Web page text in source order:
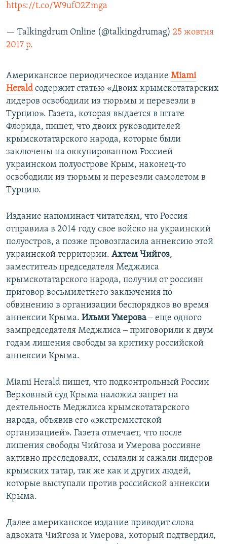
https://t.co/W9ufO2Zmga
— Talkingdrum Online (@talkingdrumag) 25 жовтня
2017 р.
Американское периодическое издание Miami
Herald содержит статью «Двоих крымскотатарских
лидеров освободили из тюрьмы и перевезли в
Турцию». Газета, которая выдается в штате
Флорида, пишет, что двоих руководителей
крымскотатарского народа, которые были
заключены на оккупированном Россией
украинском полуострове Крым, наконец-то
освободили из тюрьмы и перевезли самолетом в
Турцию.
Издание напоминает читателям, что Россия
отправила в 2014 году свое войско на украинский
полуостров, а позже провозгласила аннексию этой
украинской территории. Ахтем Чийгоз,
заместитель председателя Меджлиса
крымскотатарского народа, получил от россиян
приговор восьмилетнего заключения по
обвинению в организации беспорядков во время
аннексии Крыма. Ильми Умерова‒ еще одного
зампредседателя Меджлиса ‒ приговорили к двум
годам лишения свободы за критику российской
аннексии Крыма.
Miami Herald пишет, что подконтрольный России
Верховный суд Крыма наложил запрет на
деятельность Меджлиса крымскотатарского
народа, объявив его «экстремистской
организацией». Газета отмечает, что после
лишения свободы Чийгоза и Умерова россияне
активно преследовали, ссылали и сажали лидеров
крымских татар, так же как и других людей,
которые выступали против российской аннексии
Крыма.
Далее американское издание приводит слова
адвоката Чийгоза и Умерова, который подтвердил,